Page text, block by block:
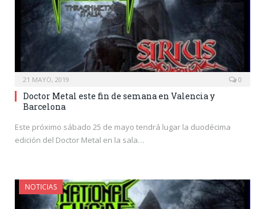
21 MAYO, 2019 0
Doctor Metal este fin de semana en Valencia y
Barcelona
Este próximo sábado 25 de mayo tendrá lugar la duodécima
edición del Doctor Metal en la sala…
NOTICIAS